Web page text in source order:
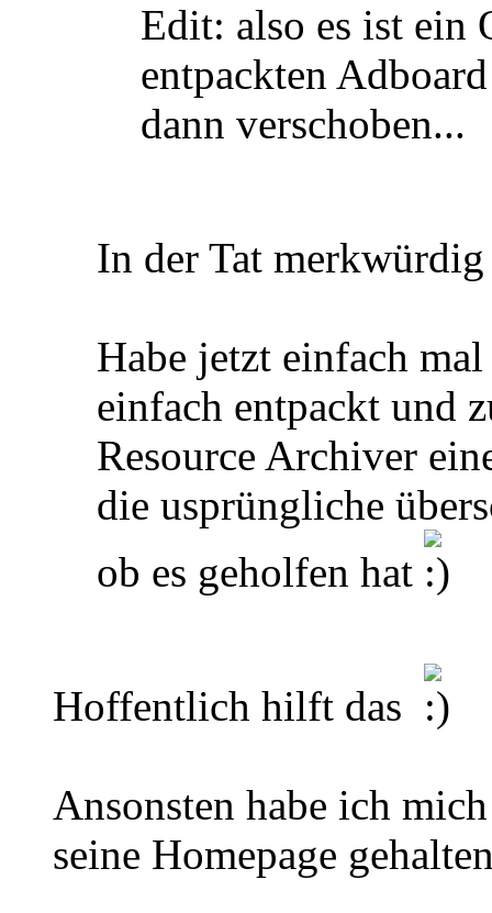
Edit: also es ist ein
entpackten
dann verschoben...
In der Tat
Habe jetzt einfach
einfach entpackt und
Resource Archiver
die usprüngliche
ob es geholfen hat
Hoffentlich hilft das
Ansonsten habe ich
seine Homepage